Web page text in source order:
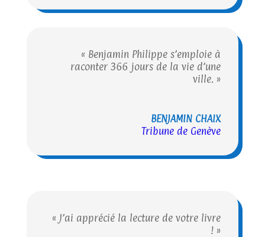
« Benjamin Philippe s’emploie à
raconter 366 jours de la vie d’une
ville. »
BENJAMIN CHAIX
Tribune de Genève
« J’ai apprécié la lecture de votre livre
! »